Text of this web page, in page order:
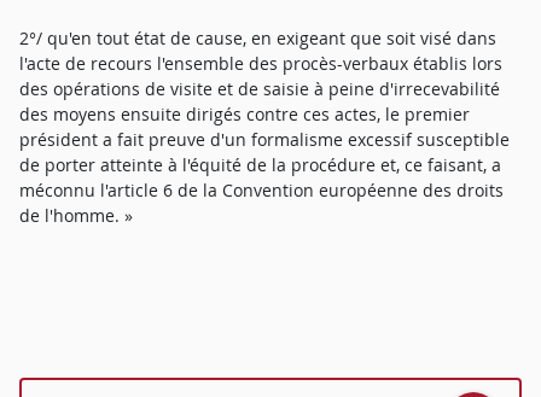
2°/ qu'en tout état de cause, en exigeant que soit visé dans
l'acte de recours l'ensemble des procès-verbaux établis lors
des opérations de visite et de saisie à peine d'irrecevabilité
des moyens ensuite dirigés contre ces actes, le premier
président a fait preuve d'un formalisme excessif susceptible
de porter atteinte à l'équité de la procédure et, ce faisant, a
méconnu l'article 6 de la Convention européenne des droits
de l'homme. »